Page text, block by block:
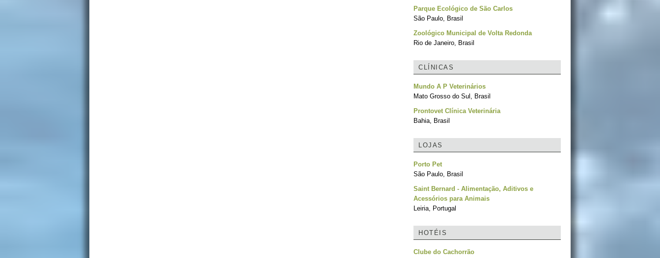
Parque Ecológico de São Carlos
São Paulo, Brasil
Zoológico Municipal de Volta Redonda
Rio de Janeiro, Brasil
CLÍNICAS
Mundo A P Veterinários
Mato Grosso do Sul, Brasil
Prontovet Clínica Veterinária
Bahia, Brasil
LOJAS
Porto Pet
São Paulo, Brasil
Saint Bernard - Alimentação, Aditivos e
Acessórios para Animais
Leiria, Portugal
HOTÉIS
Clube do Cachorrão